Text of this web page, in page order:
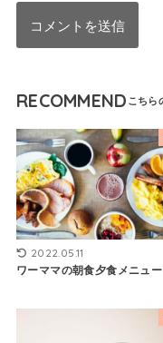
RECOMMEND
2022.05.11
ワーママの朝食夕食メニュー